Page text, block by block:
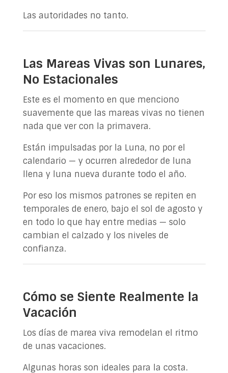
Las autoridades no tanto.
Las Mareas Vivas son Lunares,
No Estacionales
Este es el momento en que menciono
suavemente que las mareas vivas no tienen
nada que ver con la primavera.
Están impulsadas por la Luna, no por el
calendario — y ocurren alrededor de luna
llena y luna nueva durante todo el año.
Por eso los mismos patrones se repiten en
temporales de enero, bajo el sol de agosto y
en todo lo que hay entre medias — solo
cambian el calzado y los niveles de
confianza.
Cómo se Siente Realmente la
Vacación
Los días de marea viva remodelan el ritmo
de unas vacaciones.
Algunas horas son ideales para la costa.